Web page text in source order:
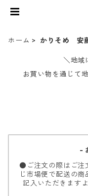
ホーム かりそめ 安
＼地域
お買い物を通じて
-
●ご注文の際はご注
じ市場便で配送の
記入いただきます